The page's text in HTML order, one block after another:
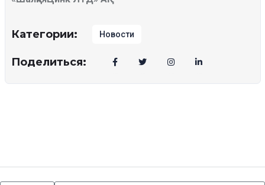
Категории: Новости
Поделиться: